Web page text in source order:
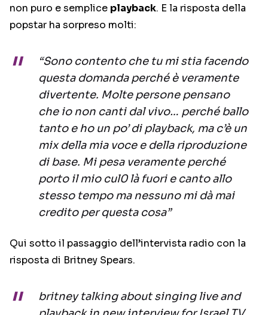
non puro e semplice playback. E la risposta della
popstar ha sorpreso molti:
“Sono contento che tu mi stia facendo
questa domanda perché è veramente
divertente. Molte persone pensano
che io non canti dal vivo… perché ballo
tanto e ho un po’ di playback, ma c’è un
mix della mia voce e della riproduzione
di base. Mi pesa veramente perché
porto il mio cul0 là fuori e canto allo
stesso tempo ma nessuno mi dà mai
credito per questa cosa”
Qui sotto il passaggio dell’intervista radio con la
risposta di Britney Spears.
britney talking about singing live and